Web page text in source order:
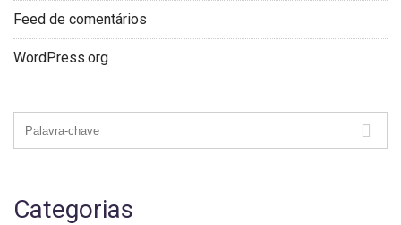
Feed de comentários
WordPress.org
Categorias